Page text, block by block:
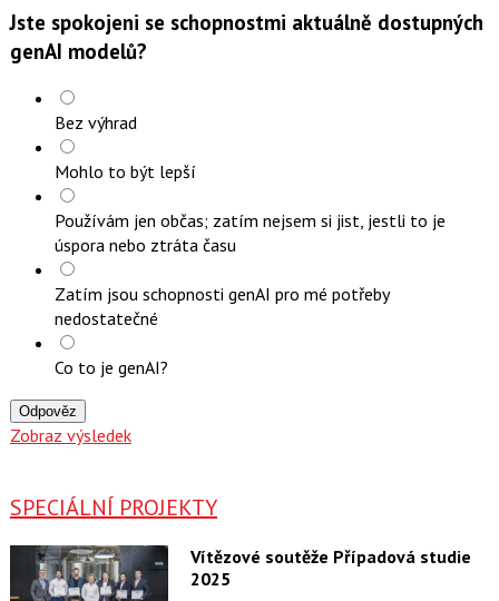
Jste spokojeni se schopnostmi aktuálně dostupných
genAI modelů?
Bez výhrad
Mohlo to být lepší
Používám jen občas; zatím nejsem si jist, jestli to je
úspora nebo ztráta času
Zatím jsou schopnosti genAI pro mé potřeby
nedostatečné
Co to je genAI?
Odpověz
Zobraz výsledek
SPECIÁLNÍ PROJEKTY
Vítězové soutěže Případová studie
2025